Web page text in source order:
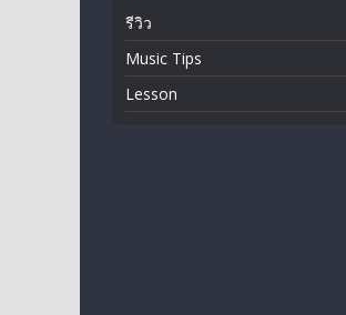
รีวิว
Music Tips
Lesson